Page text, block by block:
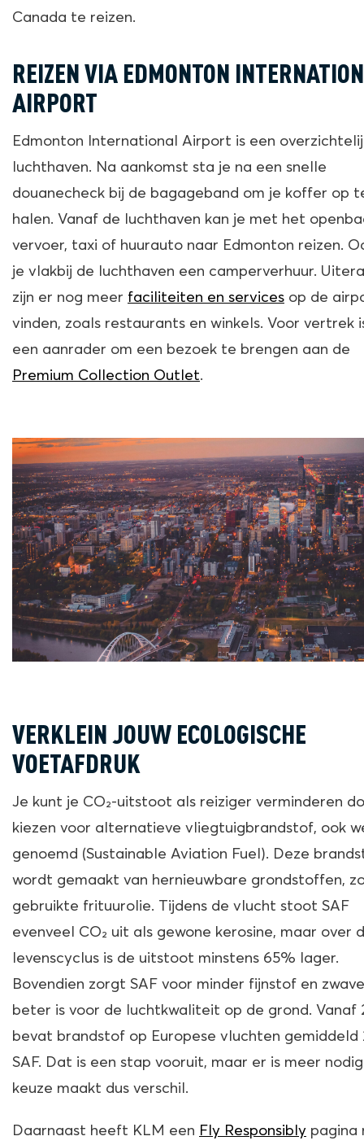
Canada te reizen.
REIZEN VIA EDMONTON
AIRPORT
Edmonton International Airport is een
luchthaven. Na aankomst sta je na een snelle
douanecheck bij de bagageband om je koffer op
halen. Vanaf de luchthaven kan je met het
vervoer, taxi of huurauto naar Edmonton reizen.
je vlakbij de luchthaven een camperverhuur.
zijn er nog meer faciliteiten en services op de
vinden, zoals restaurants en winkels. Voor vertrek
een aanrader om een bezoek te brengen aan de
Premium Collection Outlet.
VERKLEIN JOUW ECOLOGISCHE
VOETAFDRUK
Je kunt je CO₂-uitstoot als reiziger verminderen
kiezen voor alternatieve vliegtuigbrandstof, ook
genoemd (Sustainable Aviation Fuel). Deze
wordt gemaakt van hernieuwbare grondstoffen,
gebruikte frituurolie. Tijdens de vlucht stoot SAF
evenveel CO₂ uit als gewone kerosine, maar over
levenscyclus is de uitstoot minstens 65% lager.
Bovendien zorgt SAF voor minder fijnstof en
beter is voor de luchtkwaliteit op de grond. Vanaf
bevat brandstof op Europese vluchten gemiddeld
SAF. Dat is een stap vooruit, maar er is meer
keuze maakt dus verschil.
Daarnaast heeft KLM een Fly Responsibly pagina